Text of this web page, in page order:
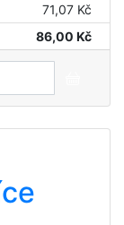
71,07 Kč
86,00 Kč